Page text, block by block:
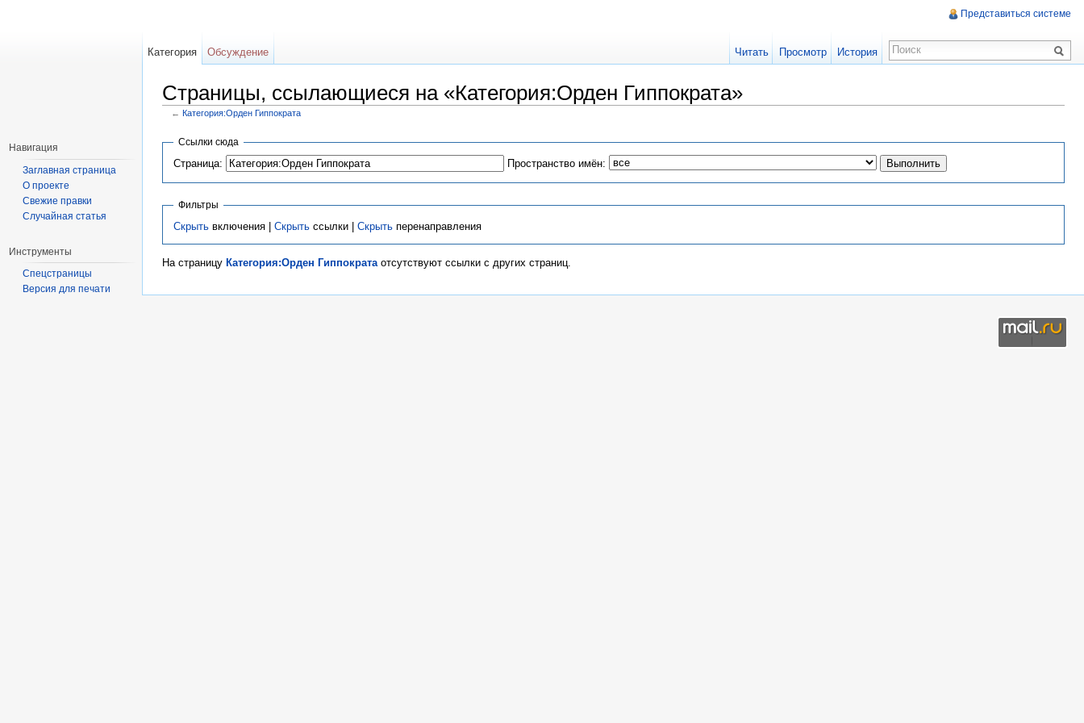
Страницы, ссылающиеся на «Категория:Орден Гиппократа»
← Категория:Орден Гиппократа
Ссылки сюда
Страница: Пространство имён:
Фильтры
Скрытьвключения | Скрытьссылки | Скрытьперенаправления
На страницу Категория:Орден Гиппократаотсутствуют ссылки с других страниц.
Представиться системе
Категория Обсуждение Читать Просмотр История
Навигация
Заглавная страница
О проекте
Свежие правки
Случайная статья
Инструменты
Спецстраницы
Версия для печати